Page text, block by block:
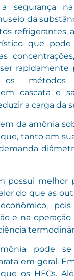
segurança
da
refrigerantes,
que
rapidamente
métodos
cascata e
a carga da
da amônia
tanto em
possui melhor
do que as
e na
pode
em geral.
os HFCs.